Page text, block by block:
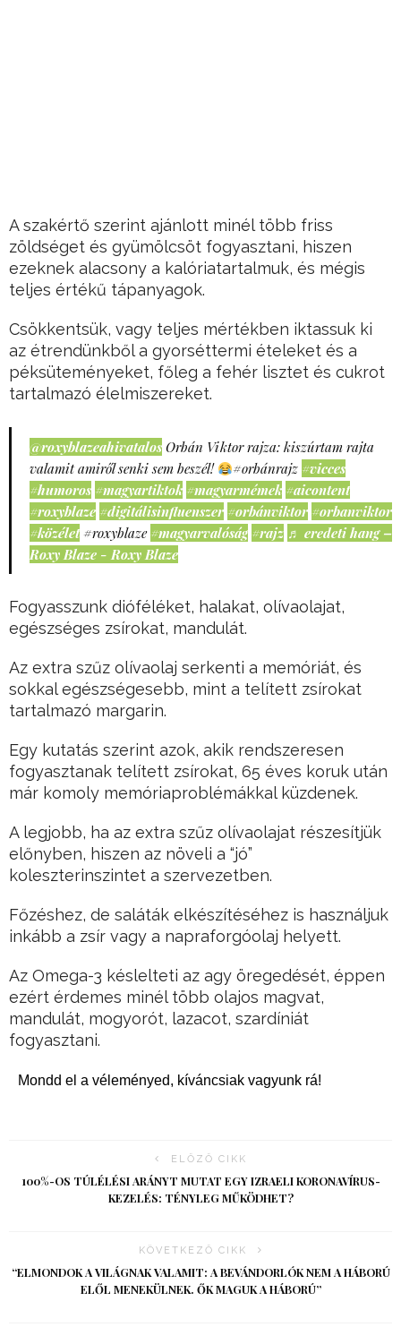
A szakértő szerint ajánlott minél több friss
zöldséget és gyümölcsöt fogyasztani, hiszen
ezeknek alacsony a kalóriatartalmuk, és mégis
teljes értékű tápanyagok.
Csökkentsük, vagy teljes mértékben iktassuk ki
az étrendünkből a gyorséttermi ételeket és a
péksüteményeket, főleg a fehér lisztet és cukrot
tartalmazó élelmiszereket.
@roxyblazeahivatalos Orbán Viktor rajza: kiszúrtam rajta
valamit amiről senki sem beszél!
#orbánrajz #vicces
#humoros #magyartiktok #magyarmémek #aicontent
#roxyblaze #digitálisinfluenszer #orbánviktor #orbanviktor
#közélet #roxyblaze #magyarvalóság #rajz ♬ eredeti hang –
Roxy Blaze - Roxy Blaze
Fogyasszunk dióféléket, halakat, olívaolajat,
egészséges zsírokat, mandulát.
Az extra szűz olívaolaj serkenti a memóriát, és
sokkal egészségesebb, mint a telített zsírokat
tartalmazó margarin.
Egy kutatás szerint azok, akik rendszeresen
fogyasztanak telített zsírokat, 65 éves koruk után
már komoly memóriaproblémákkal küzdenek.
A legjobb, ha az extra szűz olívaolajat részesítjük
előnyben, hiszen az növeli a “jó”
koleszterinszintet a szervezetben.
Főzéshez, de saláták elkészítéséhez is használjuk
inkább a zsír vagy a napraforgóolaj helyett.
Az Omega-3 késlelteti az agy öregedését, éppen
ezért érdemes minél több olajos magvat,
mandulát, mogyorót, lazacot, szardíniát
fogyasztani.
Mondd el a véleményed, kíváncsiak vagyunk rá!
ELŐZŐ CIKK
100%-OS TÚLÉLÉSI ARÁNYT MUTAT EGY IZRAELI KORONAVÍRUS-
KEZELÉS: TÉNYLEG MŰKÖDHET?
KÖVETKEZŐ CIKK
“ELMONDOK A VILÁGNAK VALAMIT: A BEVÁNDORLÓK NEM A HÁBORÚ
ELŐL MENEKÜLNEK. ŐK MAGUK A HÁBORÚ”